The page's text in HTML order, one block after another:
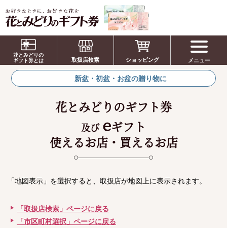
お祝い、お盆、新盆、お彼岸、喪中、お供
え、見舞い、返事、供花、線香贈答におすす
めのギフト
花とみどりの
ギフト券とは
取扱店検索 ショッピング メニュー
新盆・初盆・お盆の贈り物に
花とみどりのギフト券
及び eギフト
使えるお店・買えるお店
「地図表示」を選択すると、取扱店が地図上に表示されます。
「取扱店検索」ページに戻る
「市区町村選択」ページに戻る